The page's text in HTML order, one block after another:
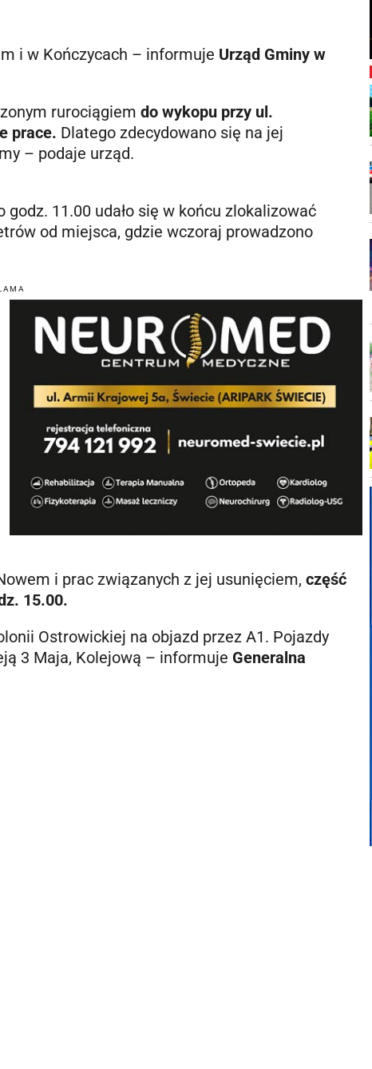
i w Kończycach – informuje Urząd Gminy w
rurociągiem do wykopu przy ul.
prace. Dlatego zdecydowano się na jej
– podaje urząd.
11.00 udało się w końcu zlokalizować
od miejsca, gdzie wczoraj prowadzono
i prac związanych z jej usunięciem, część
15.00.
Ostrowickiej na objazd przez A1. Pojazdy
3 Maja, Kolejową – informuje Generalna